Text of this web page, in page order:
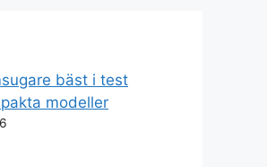
bäst i test
modeller